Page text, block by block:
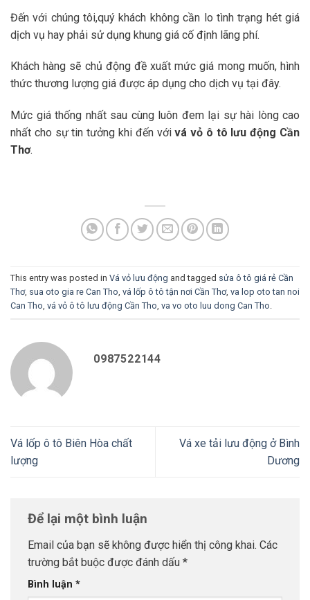
Đến với chúng tôi,quý khách không cần lo tình trạng hét giá
dịch vụ hay phải sử dụng khung giá cố định lãng phí.
Khách hàng sẽ chủ động đề xuất mức giá mong muốn, hình
thức thương lượng giá được áp dụng cho dịch vụ tại đây.
Mức giá thống nhất sau cùng luôn đem lại sự hài lòng cao
nhất cho sự tin tưởng khi đến vớivá vỏ ô tô lưu động Cần
Thơ.
This entry was posted in Vá vỏ lưu động and tagged sửa ô tô giá rẻ Cần
Thơ, sua oto gia re Can Tho, vá lốp ô tô tận nơi Cần Thơ, va lop oto tan noi
Can Tho, vá vỏ ô tô lưu động Cần Tho, va vo oto luu dong Can Tho.
0987522144
Vá lốp ô tô Biên Hòa chất
lượng
Vá xe tải lưu động ở Bình
Dương
Để lại một bình luận
Email của bạn sẽ không được hiển thị công khai. Các
trường bắt buộc được đánh dấu *
Bình luận *